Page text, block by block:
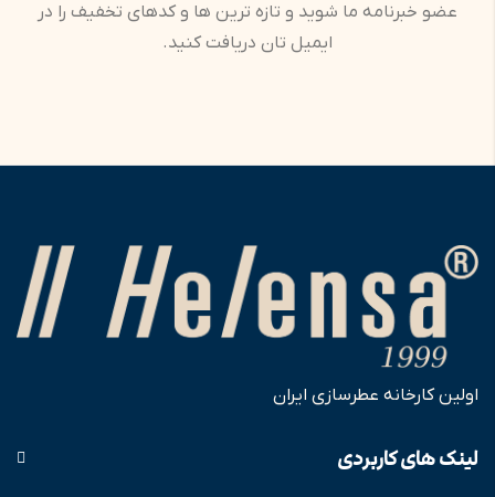
عضو خبرنامه ما شوید و تازه ترین ها و کدهای تخفیف را در
ایمیل تان دریافت کنید.
اولین کارخانه عطرسازی ایران
لینک های کاربردی